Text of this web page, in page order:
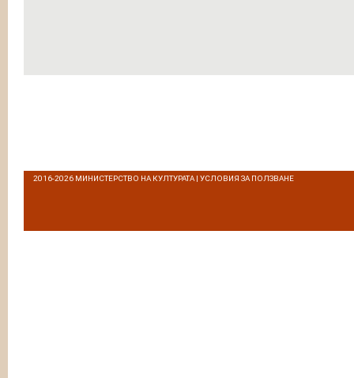
2016-2026 МИНИСТЕРСТВО НА КУЛТУРАТА | УСЛОВИЯ ЗА ПОЛЗВАНЕ